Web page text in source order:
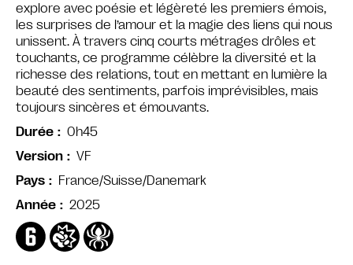
explore avec poésie et légèreté les premiers émois,
les surprises de l’amour et la magie des liens qui nous
unissent. À travers cinq courts métrages drôles et
touchants, ce programme célèbre la diversité et la
richesse des relations, tout en mettant en lumière la
beauté des sentiments, parfois imprévisibles, mais
toujours sincères et émouvants.
Durée
0h45
Version
VF
Pays
France/Suisse/Danemark
Année
2025